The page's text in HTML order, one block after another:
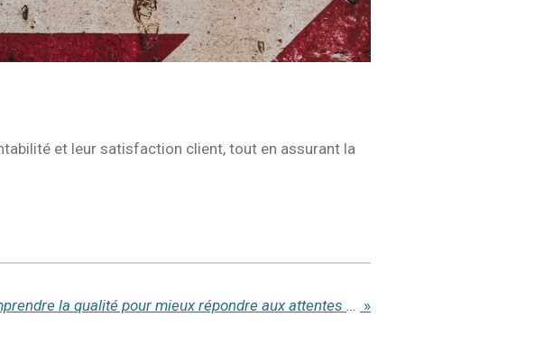
et leur satisfaction client, tout en assurant la
Comprendre la qualité pour mieux répondre aux attentes de vos clients: le carré qualité »